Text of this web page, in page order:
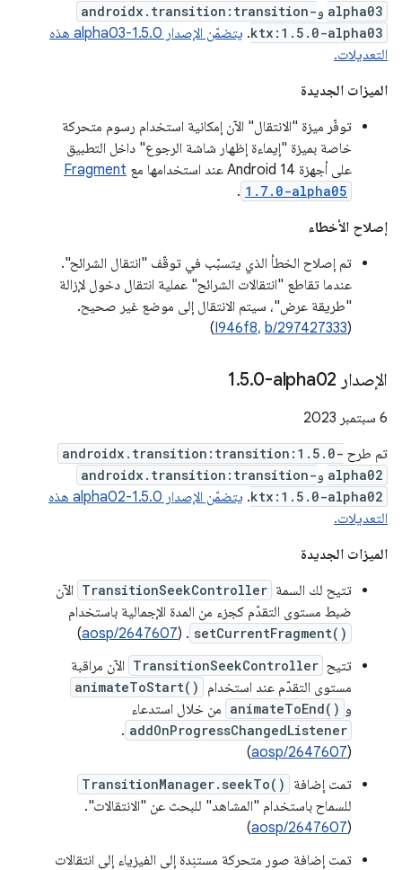
alpha03 وandroidx.transition:transition-
ktx:1.5.0-alpha03
.
يتضمّن الإصدار 1.5.0-alpha03 هذه
التعديلات.
الميزات الجديدة
توفّر ميزة "الانتقال" الآن إمكانية استخدام رسوم متحركة
خاصة بميزة "إيماءة إظهار شاشة الرجوع" داخل التطبيق
على أجهزة Android 14 عند استخدامها مع
Fragment
1.7.0-alpha05
.
إصلاح الأخطاء
تم إصلاح الخطأ الذي يتسبّب في توقّف "انتقال الشرائح".
عندما تقاطع "انتقالات الشرائح" عملية انتقال دخول لإزالة
"طريقة عرض"، سيتم الانتقال إلى موضع غير صحيح.
(
I946f8، b/297427333
)
الإصدار ‎1 .5.0-alpha02
‫6 سبتمبر 2023
تم طرح androidx.transition:transition:1.5.0-
alpha02 وandroidx.transition:transition-
ktx:1.5.0-alpha02
.
يتضمّن الإصدار 1.5.0-alpha02 هذه
التعديلات.
الميزات الجديدة
تتيح لك السمة TransitionSeekController الآن
ضبط مستوى التقدّم كجزء من المدة الإجمالية باستخدام
setCurrentFragment()
. (
aosp/2647607
)
تتيح TransitionSeekController الآن مراقبة
مستوى التقدّم عند استخدام
animateToStart()
و animateToEnd() من خلال استدعاء
addOnProgressChangedListener
.
(
aosp/2647607
)
تمت إضافة
TransitionManager.seekTo()
للسماح باستخدام "المشاهد" للبحث عن "الانتقالات".
(
aosp/2647607
)
تمت إضافة صور متحركة مستنِدة إلى الفيزياء إلى انتقالات